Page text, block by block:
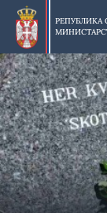
Прескочи
главни
део
садржаја
РЕПУБЛИКА